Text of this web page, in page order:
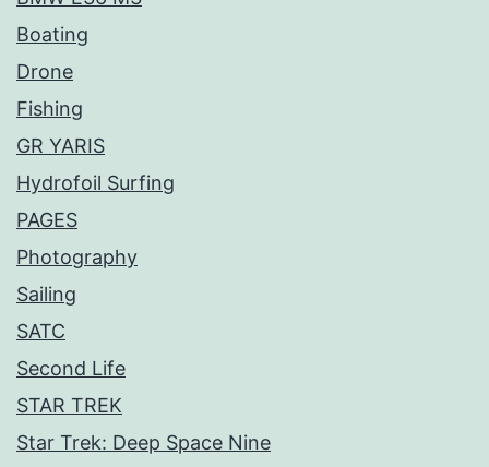
Boating
Drone
Fishing
GR YARIS
Hydrofoil Surfing
PAGES
Photography
Sailing
SATC
Second Life
STAR TREK
Star Trek: Deep Space Nine